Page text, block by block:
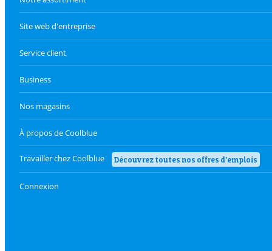
Site web d'entreprise
Service client
Business
Nos magasins
À propos de Coolblue
Travailler chez Coolblue Découvrez toutes nos offres d'emplois
Connexion